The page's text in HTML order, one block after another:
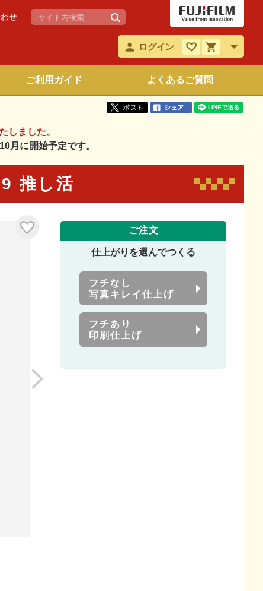
せ
ログイン
ご利用ガイド よくあるご質問
しました。
月に開始予定です。
推し活
ご注文
仕上がりを選んでつくる
フチなし
写真キレイ仕上げ
フチあり
印刷仕上げ